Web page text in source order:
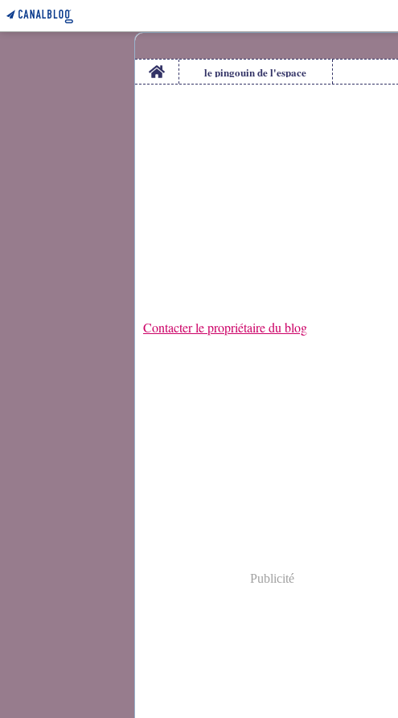
Home le pingouin de l'espace
Contacter le propriétaire du blog
Publicité